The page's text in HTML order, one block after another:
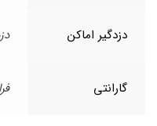
دزدگیر اماکن
گارانتی